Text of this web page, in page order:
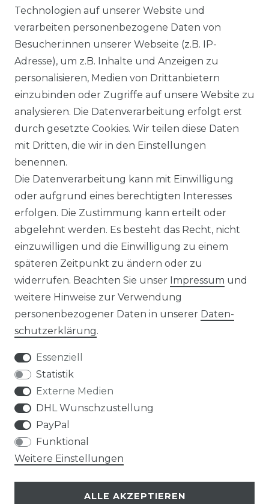
AGB
SHOP
VERSANDKOSTENINFORMATION
B2B
WUNSCHLISTE
SERVICE
RETOURENINFO
KONTAKT
ZAHLUNGSARTEN
Technologien auf unserer Website und
verarbeiten personenbezogene Daten von
Besucher:innen unserer Webseite (z.B. IP-
Adresse), um z.B. Inhalte und Anzeigen zu
personalisieren, Medien von Drittanbietern
einzubinden oder Zugriffe auf unsere Website zu
analysieren. Die Datenverarbeitung erfolgt erst
durch gesetzte Cookies. Wir teilen diese Daten
mit Dritten, die wir in den Einstellungen
benennen.
Die Datenverarbeitung kann mit Einwilligung
oder aufgrund eines berechtigten Interesses
erfolgen. Die Zustimmung kann erteilt oder
abgelehnt werden. Es besteht das Recht, nicht
einzuwilligen und die Einwilligung zu einem
späteren Zeitpunkt zu ändern oder zu
widerrufen. Beachten Sie unser Impressum und
weitere Hinweise zur Verwendung
personenbezogener Daten in unserer Daten­
schutz­erklärung.
Essenziell
Statistik
Externe Medien
DHL Wunschzustellung
PayPal
Funktional
Weitere Einstellungen
ALLE AKZEPTIEREN